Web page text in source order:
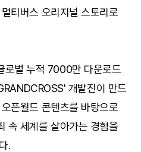
티버스 오리지널 스토리로
로벌 누적 7000만 다운로드
개발진이 만드
픈월드 콘텐츠를 바탕으로
속 세계를 살아가는 경험을
.